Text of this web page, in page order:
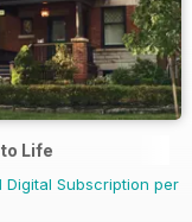
Life
Digital Subscription per